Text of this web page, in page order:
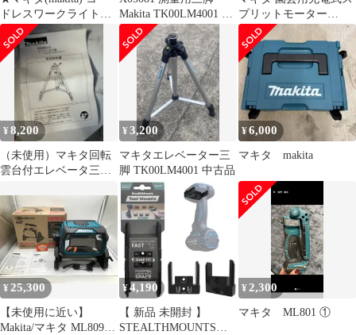
ドレスワークライト
ML812【川崎店】
Makita TK00LM4001 マ
キタ 測量機器用三脚 エ
レベータ三脚
プリットモーター
MUX01GZモーター部
+バッテリBL4040+充電
器DC40RAセット品 分
割式
¥8,200
（未使用）マキタ回転
雲台付エレベータ三脚
¥3,200
マキタエレベーター三
脚 TK00LM4001 中古品
¥6,000
マキタ makita
¥25,300
【未使用に近い】
Makita/マキタ ML809
¥4,190
【 新品 未開封 】
STEALTHMOUNTS
¥ 2,300
マキタ ML801 ①